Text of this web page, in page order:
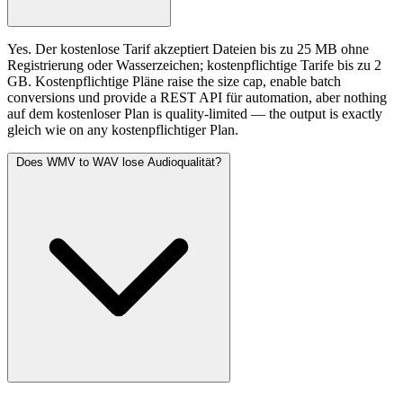
Yes. Der kostenlose Tarif akzeptiert Dateien bis zu 25 MB ohne
Registrierung oder Wasserzeichen; kostenpflichtige Tarife bis zu 2
GB. Kostenpflichtige Pläne raise the size cap, enable batch
conversions und provide a REST API für automation, aber nothing
auf dem kostenloser Plan is quality-limited — the output is exactly
gleich wie on any kostenpflichtiger Plan.
Does WMV to WAV lose Audioqualität?